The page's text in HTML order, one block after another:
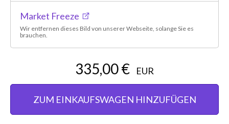
Market Freeze
Wir entfernen dieses Bild von unserer Webseite, solange Sie es
brauchen.
335,00 € EUR
ZUM EINKAUFSWAGEN HINZUFÜGEN